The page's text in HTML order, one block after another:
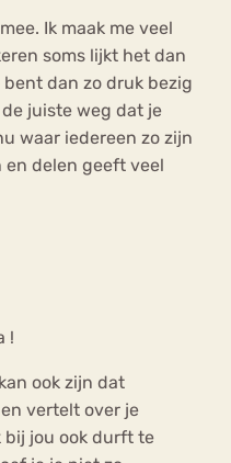
Ik maak me veel
soms lijkt het dan
dan zo druk bezig
juiste weg dat je
waar iedereen zo zijn
delen geeft veel
!
ook zijn dat
vertelt over je
bij jou ook durft te